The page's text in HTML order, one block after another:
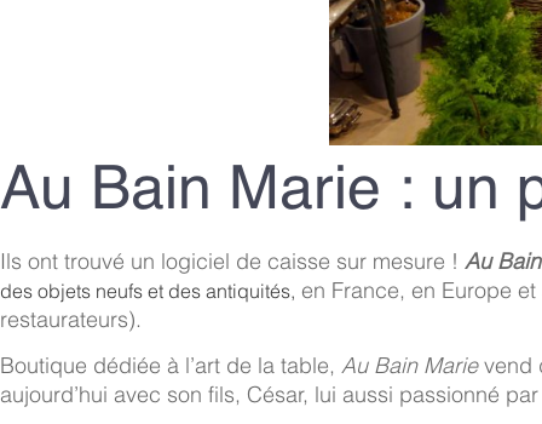
Au Bain Marie : un
Ils ont trouvé un logiciel de caisse sur mesure ! Au
des objets neufs et des antiquités, en France, en Europe et
restaurateurs).
Boutique dédiée à l’art de la table, Au Bain Marievend
aujourd’hui avec son fils, César, lui aussi passionné